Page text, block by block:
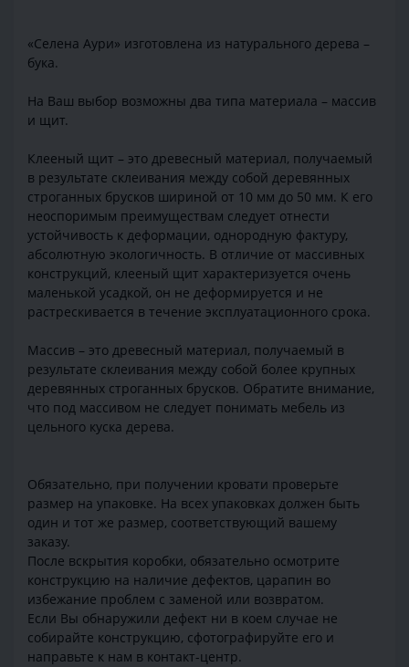
«Селена Аури» изготовлена из натурального дерева –
бука.
На Ваш выбор возможны два типа материала – массив
и щит.
Клееный щит – это древесный материал, получаемый
в результате склеивания между собой деревянных
строганных брусков шириной от 10 мм до 50 мм. К его
неоспоримым преимуществам следует отнести
устойчивость к деформации, однородную фактуру,
абсолютную экологичность. В отличие от массивных
конструкций, клееный щит характеризуется очень
маленькой усадкой, он не деформируется и не
растрескивается в течение эксплуатационного срока.
Массив – это древесный материал, получаемый в
результате склеивания между собой более крупных
деревянных строганных брусков. Обратите внимание,
что под массивом не следует понимать мебель из
цельного куска дерева.
Обязательно, при получении кровати проверьте
размер на упаковке. На всех упаковках должен быть
один и тот же размер, соответствующий вашему
заказу.
После вскрытия коробки, обязательно осмотрите
конструкцию на наличие дефектов, царапин во
избежание проблем с заменой или возвратом.
Если Вы обнаружили дефект ни в коем случае не
собирайте конструкцию, сфотографируйте его и
направьте к нам в контакт-центр.